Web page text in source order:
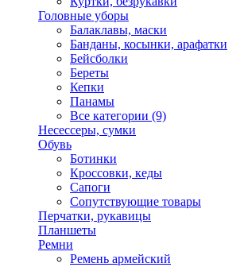
Головные уборы
Балаклавы, маски
Банданы, косынки, арафатки
Бейсболки
Береты
Кепки
Панамы
Все категории (9)
Несессеры, сумки
Обувь
Ботинки
Кроссовки, кеды
Сапоги
Сопутствующие товары
Перчатки, рукавицы
Планшеты
Ремни
Ремень армейский